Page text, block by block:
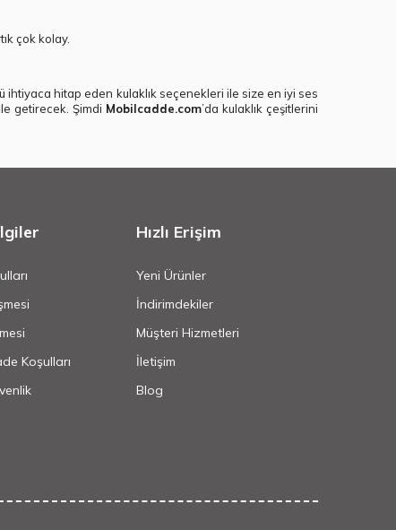
çok kolay.
ihtiyaca hitap eden kulaklık seçenekleri ile size en iyi ses
getirecek. Şimdi Mobilcadde.com’da kulaklık çeşitlerini
Koşulları
Hızlı Erişim
Yeni Ürünler
İndirimdekiler
Müşteri Hizmetleri
İletişim
Blog